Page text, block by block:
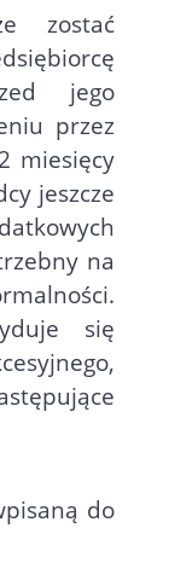
zostać
jego
przez
miesięcy
jeszcze
na
się
do